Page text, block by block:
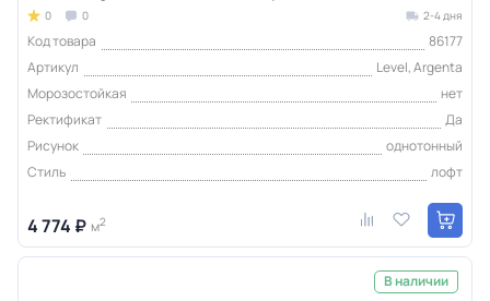
0 0 2-4 дня
Код товара
86177
Артикул
Level, Argenta
Морозостойкая
нет
Ректификат
Да
Рисунок
однотонный
Стиль
лофт
4 774 ₽ м2
В наличии